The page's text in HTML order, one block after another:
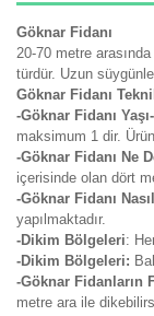
Göknar Fidanı
20-70 metre
türdür. Uzun
Göknar Fidanı
-Göknar Fidanı
maksimum 1 dir.
-Göknar Fidanı Ne
içerisinde olan dört
-Göknar Fidanı
yapılmaktadır.
-Dikim Bölgeleri:
-Dikim Bölgeleri:
-Göknar Fidanların
metre ara ile